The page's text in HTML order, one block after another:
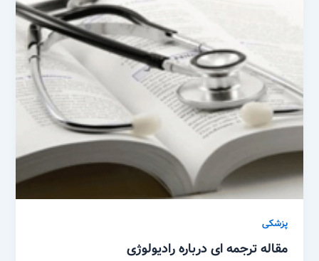
پزشکی
مقاله ترجمه ای درباره رادیولوژی